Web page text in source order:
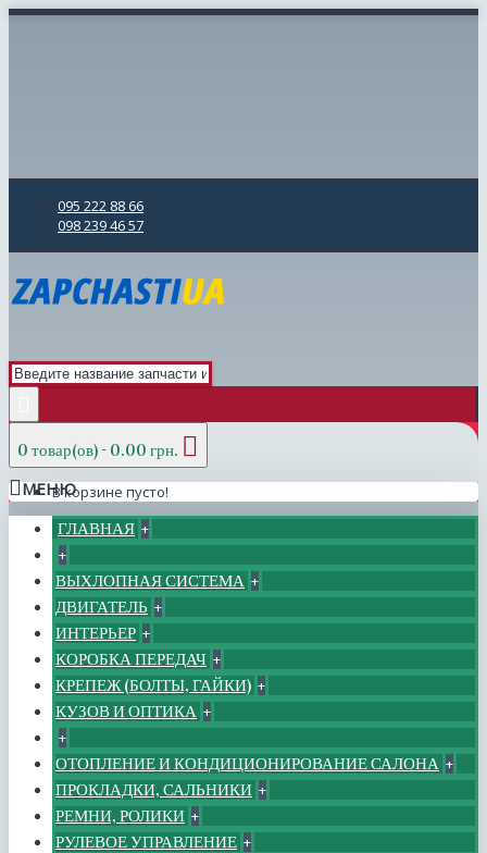
095 222 88 66
098 239 46 57
0 товар(ов) - 0.00 грн.
В корзине пусто!
МЕНЮ
ГЛАВНАЯ +
+
ВЫХЛОПНАЯ СИСТЕМА +
ДВИГАТЕЛЬ +
ИНТЕРЬЕР +
КОРОБКА ПЕРЕДАЧ +
КРЕПЕЖ (БОЛТЫ, ГАЙКИ) +
КУЗОВ И ОПТИКА +
+
ОТОПЛЕНИЕ И КОНДИЦИОНИРОВАНИЕ САЛОНА +
ПРОКЛАДКИ, САЛЬНИКИ +
РЕМНИ, РОЛИКИ +
РУЛЕВОЕ УПРАВЛЕНИЕ +